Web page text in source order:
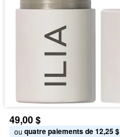
49,00 $
ou quatre paiements de 12,25 $